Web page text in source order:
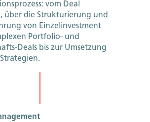
vom Deal
über die Strukturierung und
von Einzelinvestment
Portfolio- und
Deals bis zur Umsetzung